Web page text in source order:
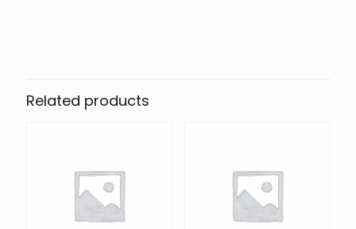
Related products